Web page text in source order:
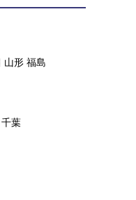
山形 福島
千葉